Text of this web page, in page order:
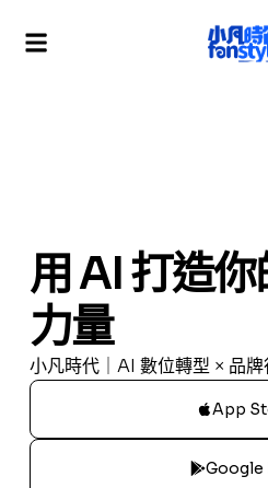
用 AI 打造
力量
小凡時代｜AI 數位轉型 × 品
App
Google